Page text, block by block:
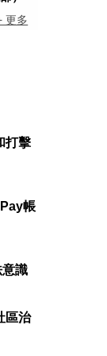
更多
打擊
帳
識
區治